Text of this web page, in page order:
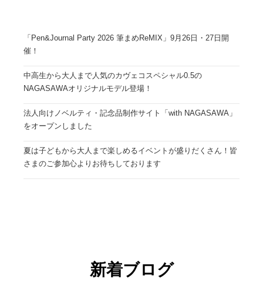
「Pen&Journal Party 2026 筆まめReMIX」9月26日・27日開
催！
中高生から大人まで人気のカヴェコスペシャル0.5の
NAGASAWAオリジナルモデル登場！
法人向けノベルティ・記念品制作サイト「with NAGASAWA」
をオープンしました
夏は子どもから大人まで楽しめるイベントが盛りだくさん！皆
さまのご参加心よりお待ちしております
新着ブログ